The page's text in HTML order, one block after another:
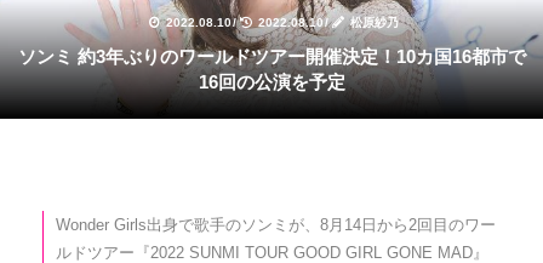
2022.08.10/ 2022.08.10/ 松原紗乃
ソンミ 約3年ぶりのワールドツアー開催決定！10カ国16都市で
16回の公演を予定
Wonder Girls出身で歌手のソンミが、8月14日から2回目のワー
ルドツアー『2022 SUNMI TOUR GOOD GIRL GONE MAD』